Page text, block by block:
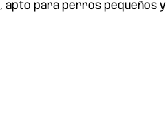
, apto para perros pequeños y